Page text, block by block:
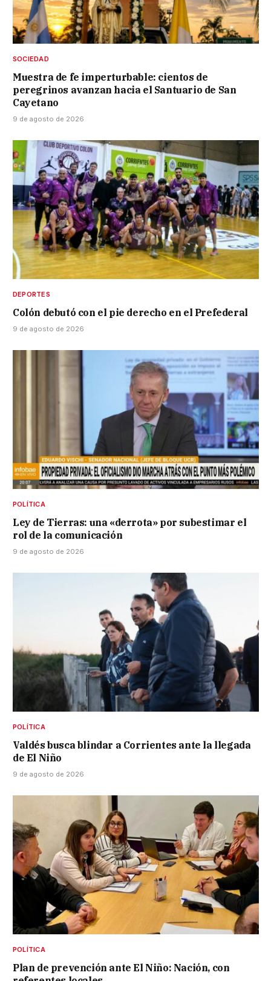
SOCIEDAD
Muestra de fe imperturbable: cientos de
peregrinos avanzan hacia el Santuario de San
Cayetano
9 de agosto de 2026
DEPORTES
Colón debutó con el pie derecho en el Prefederal
9 de agosto de 2026
POLÍTICA
Ley de Tierras: una «derrota» por subestimar el
rol de la comunicación
9 de agosto de 2026
POLÍTICA
Valdés busca blindar a Corrientes ante la llegada
de El Niño
9 de agosto de 2026
POLÍTICA
Plan de prevención ante El Niño: Nación, con